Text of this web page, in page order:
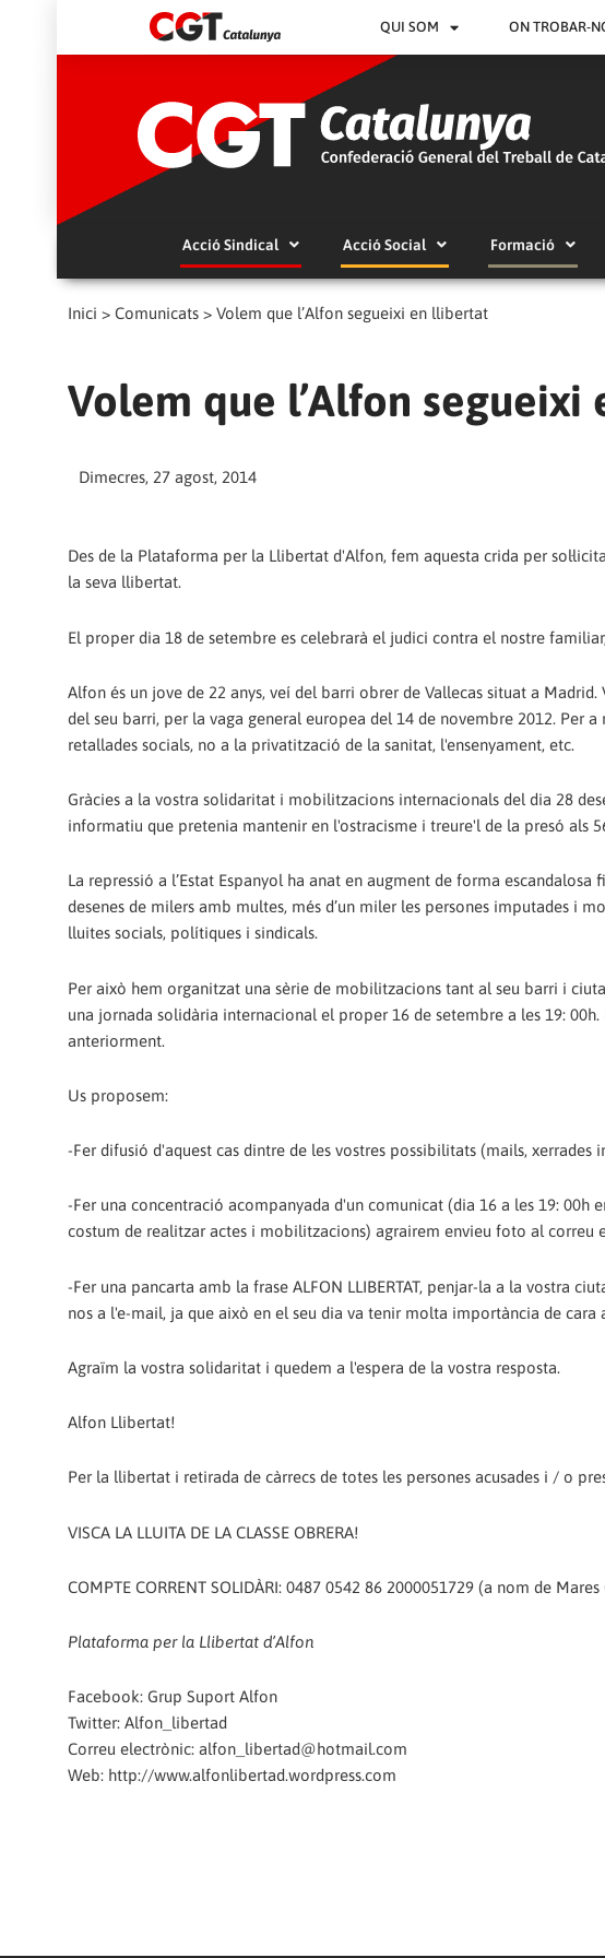
QUI SOM ON TROBAR-
Acció Sindical Acció Social Formació
Inici > Comunicats > Volem que l’Alfon segueixi en llibertat
Volem que l’Alfon
Dimecres, 27 agost, 2014
Des de la Plataforma per la Llibertat d'Alfon, fem aquesta crida per
la seva llibertat.
El proper dia 18 de setembre es celebrarà el judici contra el nostre
Alfon és un jove de 22 anys, veí del barri obrer de Vallecas situat a
del seu barri, per la vaga general europea del 14 de novembre 2012. Per
retallades socials, no a la privatització de la sanitat, l'ensenyament, etc.
Gràcies a la vostra solidaritat i mobilitzacions internacionals del dia 28
informatiu que pretenia mantenir en l'ostracisme i treure'l de la presó als
La repressió a l’Estat Espanyol ha anat en augment de forma
desenes de milers amb multes, més d’un miler les persones imputades i
lluites socials, polítiques i sindicals.
Per això hem organitzat una sèrie de mobilitzacions tant al seu barri i
una jornada solidària internacional el proper 16 de setembre a les 19:
anteriorment.
Us proposem:
-Fer difusió d'aquest cas dintre de les vostres possibilitats (mails, xerrades
-Fer una concentració acompanyada d'un comunicat (dia 16 a les 19:
costum de realitzar actes i mobilitzacions) agrairem envieu foto al correu
-Fer una pancarta amb la frase ALFON LLIBERTAT, penjar-la a la vostra
nos a l'e-mail, ja que això en el seu dia va tenir molta importància de cara
Agraïm la vostra solidaritat i quedem a l'espera de la vostra resposta.
Alfon Llibertat!
Per la llibertat i retirada de càrrecs de totes les persones acusades i / o
VISCA LA LLUITA DE LA CLASSE OBRERA!
COMPTE CORRENT SOLIDÀRI: 0487 0542 86 2000051729 (a nom de
Plataforma per la Llibertat d’Alfon
Facebook: Grup Suport Alfon
Twitter: Alfon_libertad
Correu electrònic: alfon_libertad@hotmail.com
Web: http://www.alfonlibertad.wordpress.com